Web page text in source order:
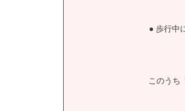
● 歩行中
このうち